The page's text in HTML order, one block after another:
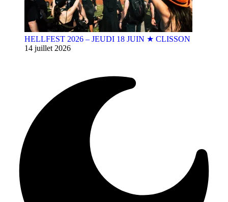
HELLFEST 2026 – JEUDI 18 JUIN ★ CLISSON
14 juillet 2026